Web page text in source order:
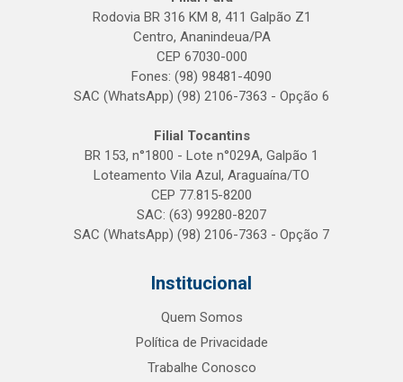
Rodovia BR 316 KM 8, 411 Galpão Z1
Centro, Ananindeua/PA
CEP 67030-000
Fones: (98) 98481-4090
SAC (WhatsApp) (98) 2106-7363 - Opção 6
Filial Tocantins
BR 153, n°1800 - Lote n°029A, Galpão 1
Loteamento Vila Azul, Araguaína/TO
CEP 77.815-8200
SAC: (63) 99280-8207
SAC (WhatsApp) (98) 2106-7363 - Opção 7
Institucional
Quem Somos
Política de Privacidade
Trabalhe Conosco